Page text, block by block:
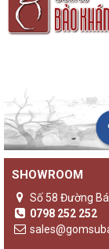
SHOWROOM
Số 58 Đường
0798 252 252